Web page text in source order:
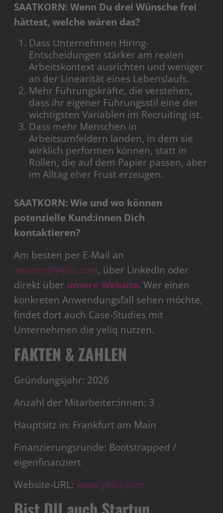
SAATKORN: Wenn Du drei Wünsche frei
hättest, welche wären das?
Dass Unternehmen Hiring-
Entscheidungen stärker am realen
Arbeitskontext ausrichten und weniger
an der Linearität eines Lebenslaufs.
Mehr Führungskräfte, die verstehen,
dass ihr eigener Führungsstil eine der
wichtigsten Variablen im Recruiting ist.
Dass mehr Menschen in
Arbeitsumfeldern landen, in dem sie
wirklich performen können, statt in
Rollen, die auf dem Papier passen, aber
im Alltag eher Frust erzeugen.
SAATKORN: Wie und wo können
potenzielle Kund:innen Dich
kontaktieren?
Am besten per E-Mail an
anselm@yeliq.com, über LinkedIn oder
direkt über unsere Website. Wer einen
konkreten Anwendungsfall sehen möchte,
findet dort auch Case-Studies mit
Unternehmen die yeliq nutzen.
FAKTEN & ZAHLEN
Gründungsjahr: 2026
Anzahl der Mitarbeiter:innen: 3
Hauptsitz in: Frankfurt am Main
Finanzierungsrunde: Bootstrapped /
eigenfinanziert
Website-URL:www.yeliq.com